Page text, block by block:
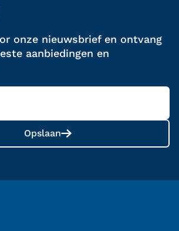
onze nieuwsbrief en ontvang
aanbiedingen en
Opslaan